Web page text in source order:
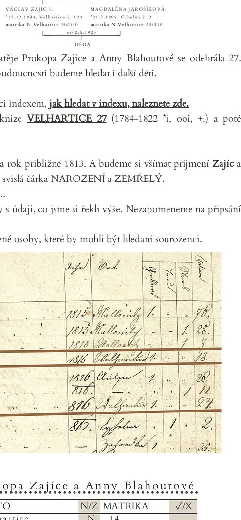
Prokopa Zajíce a Anny Blahoutové se odehrála 27.
budeme hledat i další děti.
indexem, jak hledat v indexu, naleznete zde.
VELHARTICE 27(1784-1822 *i, ooi, +i) a poté
rok přibližně 1813. A budeme si všímat příjmení Zajíca
svislá čárka NAROZENÍ a ZEMŘELÝ.
údaji, co jsme si řekli výše. Nezapomeneme na připsání
osoby, které by mohli být hledaní sourozenci.